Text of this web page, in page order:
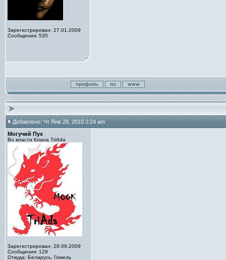
Зарегистрирован: 27.01.2009
Сообщения: 535
Добавлено: Чт Янв 28, 2010 2:24 am
Могучий Пух
Во власти Клана TriAda
Зарегистрирован: 28.09.2009
Сообщения: 129
Откуда: Беларусь, Гомель